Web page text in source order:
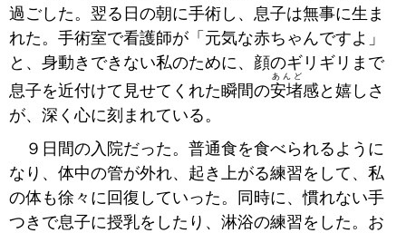
過ごした。翌る日の朝に手術し、息子は無事に生ま
れた。手術室で看護師が「元気な赤ちゃんですよ」
と、身動きできない私のために、顔のギリギリまで
息子を近付けて見せてくれた瞬間の安堵
あんど
感と嬉しさ
が、深く心に刻まれている。
９日間の入院だった。普通食を食べられるように
なり、体中の管が外れ、起き上がる練習をして、私
の体も徐々に回復していった。同時に、慣れない手
つきで息子に授乳をしたり、淋浴の練習をした。お